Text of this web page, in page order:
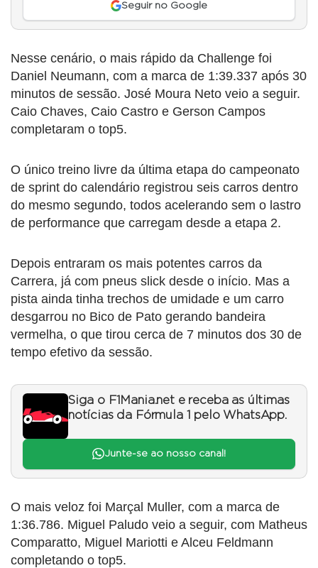
Seguir no Google
Nesse cenário, o mais rápido da Challenge foi
Daniel Neumann, com a marca de 1:39.337 após 30
minutos de sessão. José Moura Neto veio a seguir.
Caio Chaves, Caio Castro e Gerson Campos
completaram o top5.
O único treino livre da última etapa do campeonato
de sprint do calendário registrou seis carros dentro
do mesmo segundo, todos acelerando sem o lastro
de performance que carregam desde a etapa 2.
Depois entraram os mais potentes carros da
Carrera, já com pneus slick desde o início. Mas a
pista ainda tinha trechos de umidade e um carro
desgarrou no Bico de Pato gerando bandeira
vermelha, o que tirou cerca de 7 minutos dos 30 de
tempo efetivo da sessão.
Siga o F1Mania.net e receba as últimas
notícias da Fórmula 1 pelo WhatsApp.
Junte-se ao nosso canal!
O mais veloz foi Marçal Muller, com a marca de
1:36.786. Miguel Paludo veio a seguir, com Matheus
Comparatto, Miguel Mariotti e Alceu Feldmann
completando o top5.